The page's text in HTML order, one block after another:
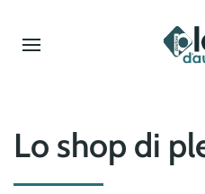
Skip to main content
Lo shop di